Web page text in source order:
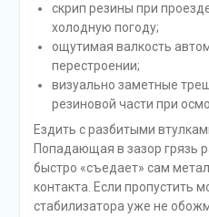
скрип резины при
холодную погоду;
ощутимая валкость
перестроении;
визуально заметные
резиновой части при
Ездить с разбитыми
Попадающая в зазор грязь
быстро «съедает» сам
контакта. Если пропустить
стабилизатора уже не